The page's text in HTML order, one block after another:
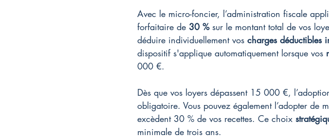
Avec le micro-foncier, l’administration fiscale
forfaitaire de 30 % sur le montant total de vos
déduire individuellement vos charges déductibles
dispositif s'applique automatiquement lorsque vos
000 €.
Dès que vos loyers dépassent 15 000 €,
obligatoire. Vous pouvez également l’adopter de
excèdent 30 % de vos recettes. Ce choix
minimale de trois ans.